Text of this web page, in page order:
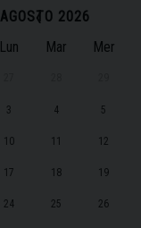
‹
AGOSTO 2026
Lun Mar Mer
3 4 5
10 11 12
17 18 19
24 25 26